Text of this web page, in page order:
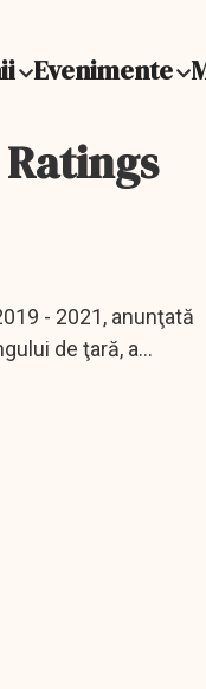
Evenimente
- 2021, anunţată
de ţară, a